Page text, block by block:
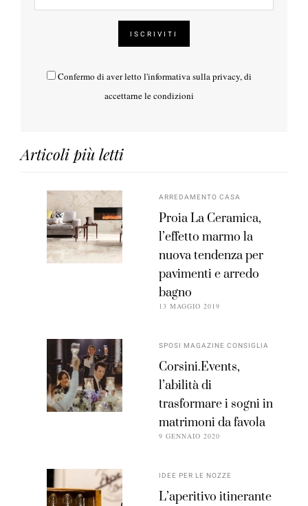
Confermo di aver letto l'informativa sulla privacy, di
accettarne le condizioni
Articoli più letti
ARREDAMENTO CASA
Proia La Ceramica,
l’effetto marmo la
nuova tendenza per
pavimenti e arredo
bagno
13 MAGGIO 2019
SPOSI MAGAZINE CONSIGLIA
Corsini.Events,
l’abilità di
trasformare i sogni in
matrimoni da favola
9 GENNAIO 2020
IDEE PER LE NOZZE
L’aperitivo itinerante